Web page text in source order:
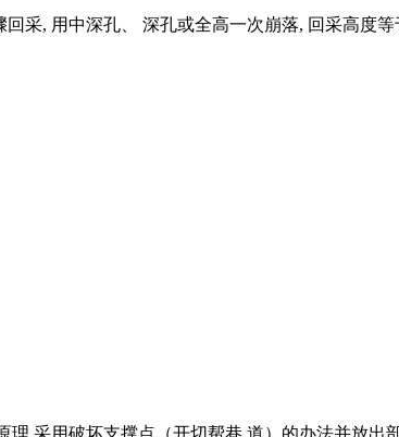
采, 用中深孔、 深孔或全高一次崩落, 回采高度等
,采用破坏支撑点（开切帮巷 道）的办法并放出